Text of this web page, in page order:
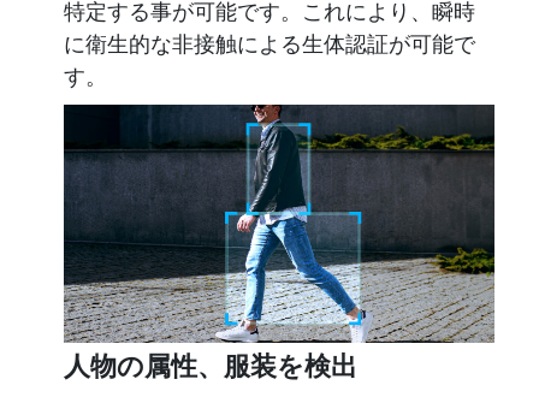
特定する事が可能です。これにより、瞬時
に衛生的な非接触による生体認証が可能で
す。
人物の属性、服装を検出